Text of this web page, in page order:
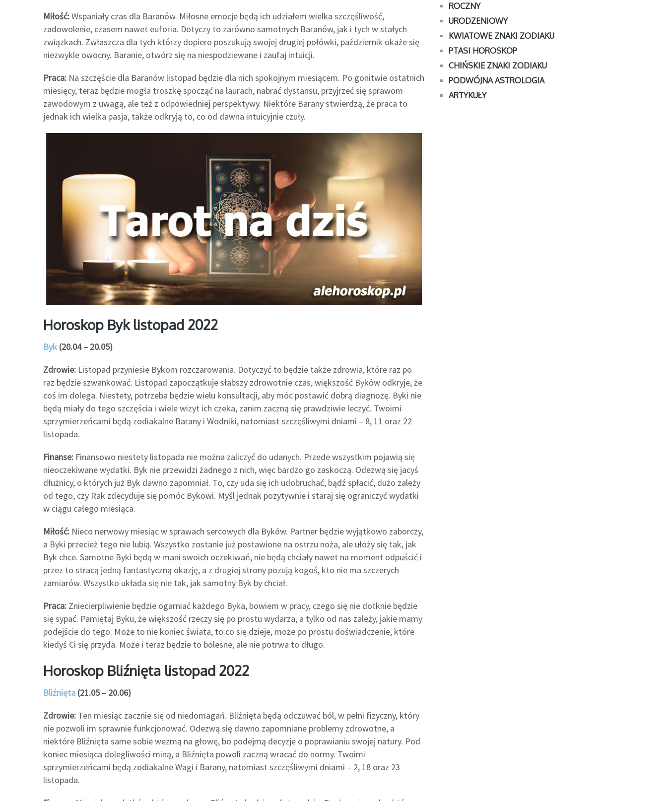
Miłość:Wspaniały czas dla Baranów. Miłosne emocje będą ich udziałem wielka szczęśliwość,
zadowolenie, czasem nawet euforia. Dotyczy to zarówno samotnych Baranów, jak i tych w stałych
związkach. Zwłaszcza dla tych którzy dopiero poszukują swojej drugiej połówki, październik okaże się
niezwykle owocny. Baranie, otwórz się na niespodziewane i zaufaj intuicji.
Praca: Na szczęście dla Baranów listopad będzie dla nich spokojnym miesiącem. Po gonitwie ostatnich
miesięcy, teraz będzie mogła troszkę spocząć na laurach, nabrać dystansu, przyjrzeć się sprawom
zawodowym z uwagą, ale też z odpowiedniej perspektywy. Niektóre Barany stwierdzą, że praca to
jednak ich wielka pasja, także odkryją to, co od dawna intuicyjnie czuły.
Horoskop Byk listopad 2022
Byk (20.04 – 20.05)
Zdrowie: Listopad przyniesie Bykom rozczarowania. Dotyczyć to będzie także zdrowia, które raz po
raz będzie szwankować. Listopad zapoczątkuje słabszy zdrowotnie czas, większość Byków odkryje, że
coś im dolega. Niestety, potrzeba będzie wielu konsultacji, aby móc postawić dobrą diagnozę. Byki nie
będą miały do tego szczęścia i wiele wizyt ich czeka, zanim zaczną się prawdziwie leczyć. Twoimi
sprzymierzeńcami będą zodiakalne Barany i Wodniki, natomiast szczęśliwymi dniami – 8, 11 oraz 22
listopada.
Finanse: Finansowo niestety listopada nie można zaliczyć do udanych. Przede wszystkim pojawią się
nieoczekiwane wydatki. Byk nie przewidzi żadnego z nich, więc bardzo go zaskoczą. Odezwą się jacyś
dłużnicy, o których już Byk dawno zapomniał. To, czy uda się ich udobruchać, bądź spłacić, dużo zależy
od tego, czy Rak zdecyduje się pomóc Bykowi. Myśl jednak pozytywnie i staraj się ograniczyć wydatki
w ciągu całego miesiąca.
Miłość: Nieco nerwowy miesiąc w sprawach sercowych dla Byków. Partner będzie wyjątkowo zaborczy,
a Byki przecież tego nie lubią. Wszystko zostanie już postawione na ostrzu noża, ale ułoży się tak, jak
Byk chce. Samotne Byki będą w mani swoich oczekiwań, nie będą chciały nawet na moment odpuścić i
przez to stracą jedną fantastyczną okazję, a z drugiej strony pozują kogoś, kto nie ma szczerych
zamiarów. Wszystko układa się nie tak, jak samotny Byk by chciał.
Praca: Zniecierpliwienie będzie ogarniać każdego Byka, bowiem w pracy, czego się nie dotknie będzie
się sypać. Pamiętaj Byku, że większość rzeczy się po prostu wydarza, a tylko od nas zależy, jakie mamy
podejście do tego. Może to nie koniec świata, to co się dzieje, może po prostu doświadczenie, które
kiedyś Ci się przyda. Może i teraz będzie to bolesne, ale nie potrwa to długo.
Horoskop Bliźnięta listopad 2022
Bliźnięta (21.05 – 20.06)
Zdrowie: Ten miesiąc zacznie się od niedomagań. Bliźnięta będą odczuwać ból, w pełni fizyczny, który
nie pozwoli im sprawnie funkcjonować. Odezwą się dawno zapomniane problemy zdrowotne, a
niektóre Bliźnięta same sobie wezmą na głowę, bo podejmą decyzje o poprawianiu swojej natury. Pod
koniec miesiąca dolegliwości miną, a Bliźnięta powoli zaczną wracać do normy. Twoimi
sprzymierzeńcami będą zodiakalne Wagi i Barany, natomiast szczęśliwymi dniami – 2, 18 oraz 23
listopada.
ROCZNY
URODZENIOWY
KWIATOWE ZNAKI ZODIAKU
PTASI HOROSKOP
CHIŃSKIE ZNAKI ZODIAKU
PODWÓJNA ASTROLOGIA
ARTYKUŁY